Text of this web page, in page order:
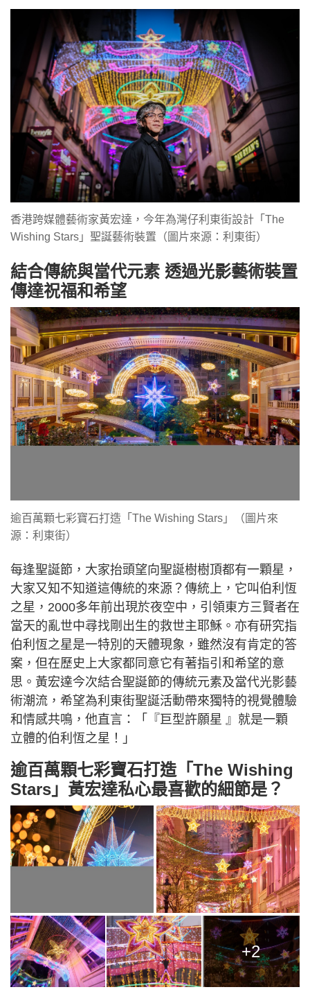
香港跨媒體藝術家黃宏達，今年為灣仔利東街設計「The
Wishing Stars」聖誕藝術裝置（圖片來源：利東街）
結合傳統與當代元素 透過光影藝術裝置
傳達祝福和希望
逾百萬顆七彩寶石打造「The Wishing Stars」（圖片來
源：利東街）
每逢聖誕節，大家抬頭望向聖誕樹樹頂都有一顆星，
大家又知不知道這傳統的來源？傳統上，它叫伯利恆
之星，2000多年前出現於夜空中，引領東方三賢者在
當天的亂世中尋找剛出生的救世主耶穌。亦有研究指
伯利恆之星是一特別的天體現象，雖然沒有肯定的答
案，但在歷史上大家都同意它有著指引和希望的意
思。黃宏達今次結合聖誕節的傳統元素及當代光影藝
術潮流，希望為利東街聖誕活動帶來獨特的視覺體驗
和情感共鳴，他直言：「『巨型許願星 』就是一顆
立體的伯利恆之星！」
逾百萬顆七彩寶石打造「The Wishing
Stars」黃宏達私心最喜歡的細節是？
+2